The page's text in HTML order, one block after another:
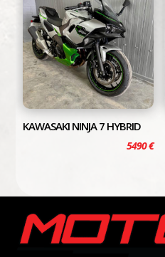
KAWASAKI NINJA 7 HYBRID
5490€